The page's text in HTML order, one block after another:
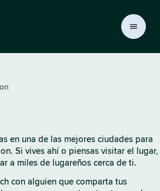
en una de las mejores ciudades para
Si vives ahí o piensas visitar el lugar,
a miles de lugareños cerca de ti.
con alguien que comparta tus